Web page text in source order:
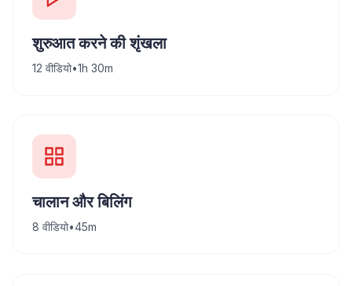
शुरुआत करने की शृंखला
12 वीडियो•1h 30m
चालान और बिलिंग
8 वीडियो•45m